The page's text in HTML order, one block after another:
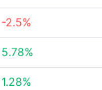
-2.5%
5.78%
1.28%